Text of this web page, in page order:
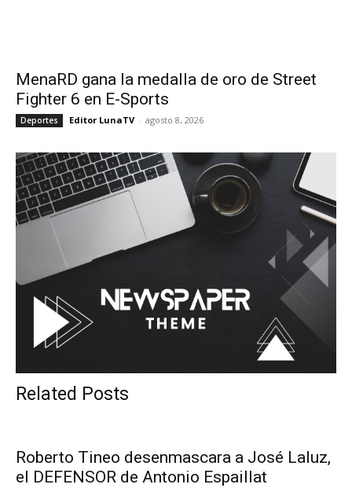
MenaRD gana la medalla de oro de Street
Fighter 6 en E-Sports
Deportes Editor LunaTV - agosto 8, 2026
Related Posts
Roberto Tineo desenmascara a José Laluz,
el DEFENSOR de Antonio Espaillat